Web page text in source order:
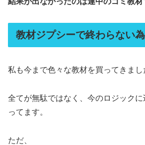
教材ジプシーで終わらない
私も今まで色々な教材を買ってきまし
全てが無駄ではなく、今のロジック
ってます。
ただ、